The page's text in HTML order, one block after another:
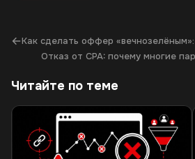
←Как сделать оффер
Отказ от CPA: почему многие
Читайте по теме